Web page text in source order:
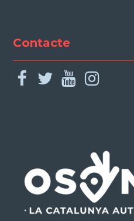
Contacte
facebook
twitter